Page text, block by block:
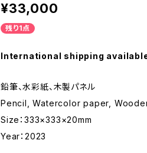
¥33,000
残り1点
International shipping
鉛筆、水彩紙、木製パネル
Pencil, Watercolor paper,
Size：333×333×20mm
Year：2023